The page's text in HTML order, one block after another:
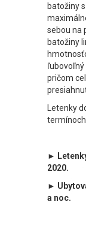
batožiny
sebou na
batožiny
ľubovoľný
pričom
Letenky
►
2020.
►
a noc.